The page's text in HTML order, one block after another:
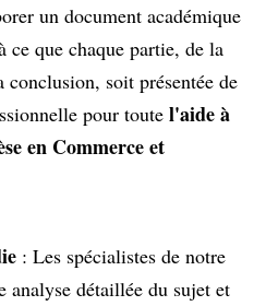
un document académique
que chaque partie, de la
conclusion, soit présentée de
pour toute l'aide à
en Commerce et
: Les spécialistes de notre
analyse détaillée du sujet et